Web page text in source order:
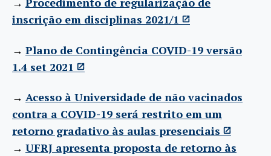
inscrição em disciplinas 2021/1
→ Plano de Contingência COVID-19 versão
1.4 set 2021
→ Acesso à Universidade de não vacinados
contra a COVID-19 será restrito em um
retorno gradativo às aulas presenciais
→ UFRJ apresenta proposta de retorno às